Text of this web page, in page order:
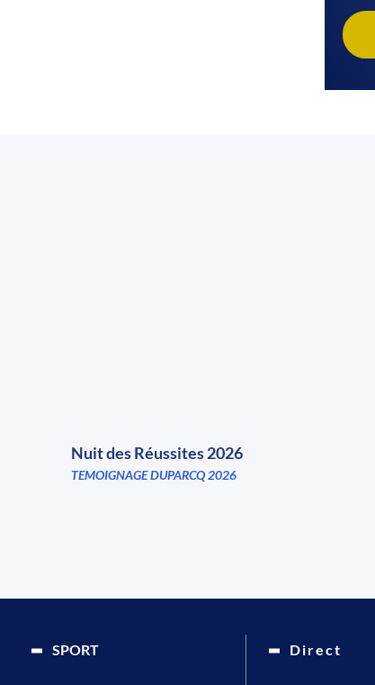
Nuit des Réussites 2026
TEMOIGNAGE DUPARCQ 2026
SPORT Direct